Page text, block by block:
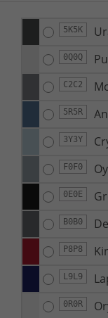
5K5K
0Q0Q
C2C2
5R5R
3Y3Y
F0F0
0E0E
B0B0
P8P8
L9L9
0R0R